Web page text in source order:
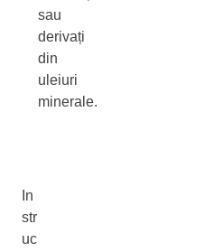
sau
derivați
din
uleiuri
minerale.
In
str
uc